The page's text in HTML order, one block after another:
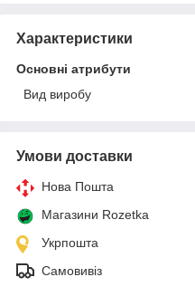
Характеристики
Основні атрибути
Вид виробу
Умови доставки
Нова Пошта
Магазини Rozetka
Укрпошта
Самовивіз